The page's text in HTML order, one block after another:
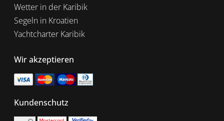
Wetter in der Karibik
Segeln in Kroatien
Yachtcharter Karibik
Wir akzeptieren
Kundenschutz